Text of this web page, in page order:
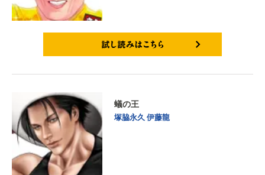
蟻の王
塚脇永久伊藤龍